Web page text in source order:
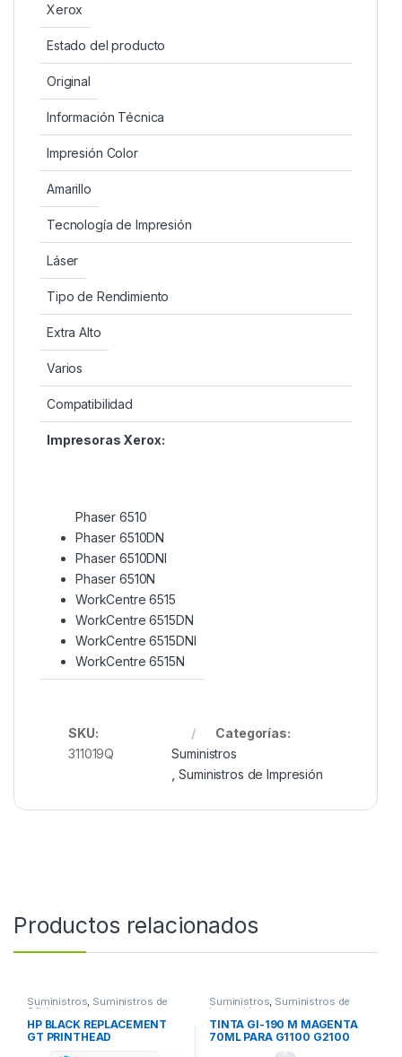
Xerox
Estado del producto
Original
Información Técnica
Impresión Color
Amarillo
Tecnología de Impresión
Láser
Tipo de Rendimiento
Extra Alto
Varios
Compatibilidad
Impresoras Xerox:
Phaser 6510
Phaser 6510DN
Phaser 6510DNI
Phaser 6510N
WorkCentre 6515
WorkCentre 6515DN
WorkCentre 6515DNI
WorkCentre 6515N
SKU:
311019Q
Categorías:
Suministros
,Suministros de Impresión
Productos relacionados
Suministros, Suministros de
Oficina
HP BLACK REPLACEMENT
GT PRINTHEAD
Suministros, Suministros de
Impresión
TINTA GI-190 M MAGENTA
70ML PARA G1100 G2100
G3100 G4100